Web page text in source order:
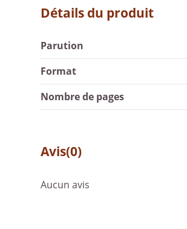
Détails du produit
Parution
Format
Nombre de pages
Avis(0)
Aucun avis